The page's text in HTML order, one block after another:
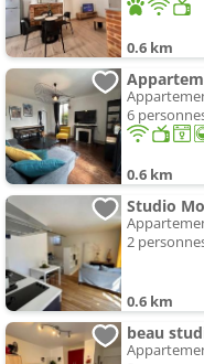
0.6 km
6
0.6 km
Studio
2
0.6 km
beau